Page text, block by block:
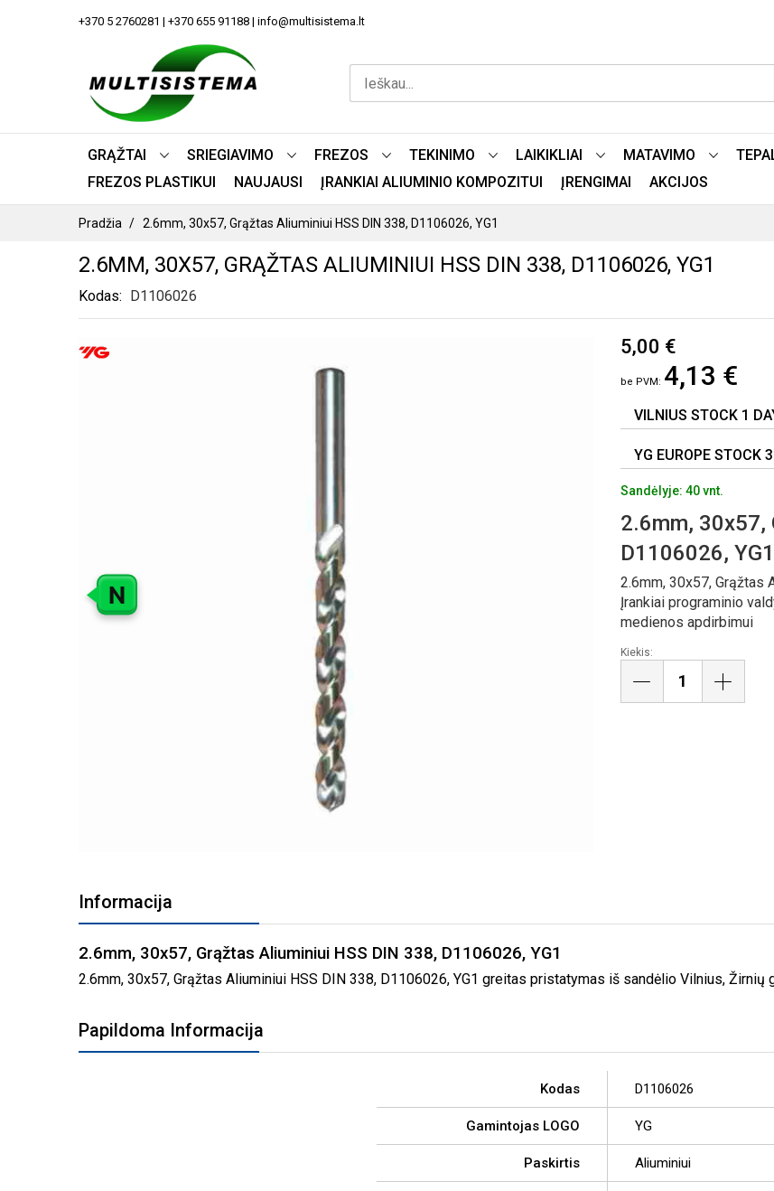
+370 5 2760281 | +370 655 91188 | info@multisistema.lt
GRĄŽTAI SRIEGIAVIMO FREZOS TEKINIMO LAIKIKLIAI MATAVIMO
FREZOS PLASTIKUI
NAUJAUSI ĮRANKIAI ALIUMINIO KOMPOZITUI ĮRENGIMAI AKCIJOS
Pradžia 2.6mm, 30x57, Grąžtas Aliuminiui HSS DIN 338, D1106026, YG1
2.6MM, 30X57, GRĄŽTAS ALIUMINIUI HSS DIN 338, D1106026, YG1
Kodas D1106026
PEREITI
N
PAVEIKSLĖLIŲ
GALERIJOS
5,00 €
4,13 €
VILNIUS STOCK 1
YG EUROPE STOCK
Sandėlyje: 40 vnt.
2.6mm, 30x57,
D1106026, YG1
2.6mm, 30x57, Grąžtas
Įrankiai programinio
medienos apdirbimui
Kiekis:
Informacija
2.6mm, 30x57, Grąžtas Aliuminiui HSS DIN 338, D1106026, YG1
2.6mm, 30x57, Grąžtas Aliuminiui HSS DIN 338, D1106026, YG1 greitas pristatymas iš sandėlio Vilnius, Žirnių
Papildoma Informacija
Kodas D1106026
Gamintojas LOGO YG
Paskirtis Aliuminiui